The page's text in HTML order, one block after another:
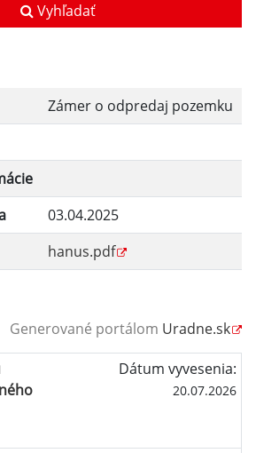
Vyhľadať
Zámer o odpredaj pozemku
03.04.2025
hanus.pdf
Generované portálom Uradne.sk
Dátum vyvesenia:
20.07.2026